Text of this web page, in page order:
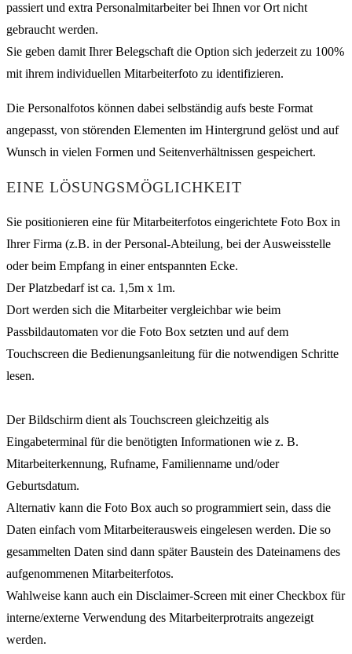
passiert und extra Personalmitarbeiter bei Ihnen vor Ort nicht
gebraucht werden.
Sie geben damit Ihrer Belegschaft die Option sich jederzeit zu 100%
mit ihrem individuellen Mitarbeiterfoto zu identifizieren.
Die Personalfotos können dabei selbständig aufs beste Format
angepasst, von störenden Elementen im Hintergrund gelöst und auf
Wunsch in vielen Formen und Seitenverhältnissen gespeichert.
EINE LÖSUNGSMÖGLICHKEIT
Sie positionieren eine für Mitarbeiterfotos eingerichtete Foto Box in
Ihrer Firma (z.B. in der Personal-Abteilung, bei der Ausweisstelle
oder beim Empfang in einer entspannten Ecke.
Der Platzbedarf ist ca. 1,5m x 1m.
Dort werden sich die Mitarbeiter vergleichbar wie beim
Passbildautomaten vor die Foto Box setzten und auf dem
Touchscreen die Bedienungsanleitung für die notwendigen Schritte
lesen.
Der Bildschirm dient als Touchscreen gleichzeitig als
Eingabeterminal für die benötigten Informationen wie z. B.
Mitarbeiterkennung, Rufname, Familienname und/oder
Geburtsdatum.
Alternativ kann die Foto Box auch so programmiert sein, dass die
Daten einfach vom Mitarbeiterausweis eingelesen werden. Die so
gesammelten Daten sind dann später Baustein des Dateinamens des
aufgenommenen Mitarbeiterfotos.
Wahlweise kann auch ein Disclaimer-Screen mit einer Checkbox für
interne/externe Verwendung des Mitarbeiterprotraits angezeigt
werden.